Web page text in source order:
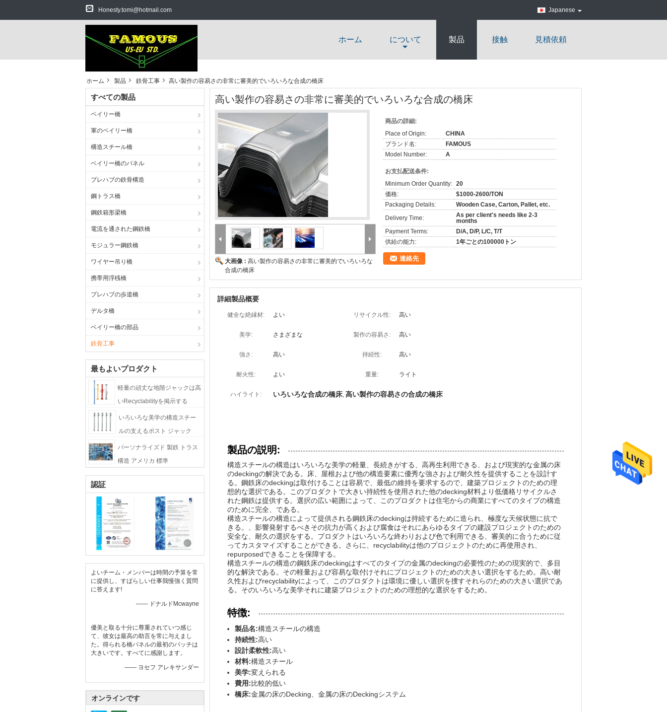
Honesty.tomi@hotmail.com Japanese
ホーム について 製品 接触 見積依頼
ホーム 製品 鉄骨工事 高い製作の容易さの非常に審美的でいろいろな合成の橋床
すべての製品
ベイリー橋
軍のベイリー橋
構造スチール橋
ベイリー橋のパネル
プレハブの鉄骨構造
鋼トラス橋
鋼鉄箱形梁橋
電流を通された鋼鉄橋
モジュラー鋼鉄橋
ワイヤー吊り橋
携帯用浮桟橋
プレハブの歩道橋
デルタ橋
ベイリー橋の部品
鉄骨工事
最もよいプロダクト
軽量の頑丈な地階ジャックは高
いRecyclabilityを掲示する
いろいろな美学の構造スチー
ルの支えるポスト ジャック
パーソナライズド 製鉄 トラス
構造 アメリカ 標準
認証
よいチーム・メンバーは時間の予算を常
に提供し、すばらしい仕事我慢強く質問
に答えます!
—— ドナルドMcwayne
優美と取る十分に尊重されていつ感じ
て、彼女は最高の助言を常に与えまし
た。得られる橋パネルの最初のバッチは
大きいです。すべてに感謝します。
—— ヨセフ アレキサンダー
オンラインです
高い製作の容易さの非常に審美的でいろいろな合成の橋床
大画像 : 高い製作の容易さの非常に審美的でいろいろな
合成の橋床
商品の詳細:
Place of Origin:
CHINA
ブランド名:
FAMOUS
Model Number:
A
お支払配送条件:
Minimum Order Quantity: 20
価格:
$1000-2600/TON
Packaging Details:
Wooden Case, Carton, Pallet, etc.
Delivery Time:
As per client's needs like 2-3
months
Payment Terms:
D/A, D/P, L/C, T/T
供給の能力:
1年ごとの100000トン
連絡先
詳細製品概要
健全な絶縁材: よい リサイクル性: 高い
美学: さまざまな 製作の容易さ: 高い
強さ: 高い 持続性: 高い
耐火性: よい 重量: ライト
ハイライト: いろいろな合成の橋床, 高い製作の容易さの合成の橋床
製品の説明:
構造スチールの構造はいろいろな美学の軽量、長続きがする、高再生利用できる、および現実的な金属の床
のdeckingの解決である。床、屋根および他の構造要素に優秀な強さおよび耐久性を提供することを設計す
る。鋼鉄床のdeckingは取付けることは容易で、最低の維持を要求するので、建築プロジェクトのための理
想的な選択である。このプロダクトで大きい持続性を使用された他のdecking材料より低価格リサイクルさ
れた鋼鉄は提供する。選択の広い範囲によって、このプロダクトは住宅からの商業にすべてのタイプの構造
のために完全、である。
構造スチールの構造によって提供される鋼鉄床のdeckingは持続するために造られ、極度な天候状態に抗で
きる。、影響発射するべきその抗力が高くおよび腐食はそれにあらゆるタイプの建設プロジェクトのための
安全な、耐久の選択をする。プロダクトはいろいろな終わりおよび色で利用できる、審美的に合うために従
ってカスタマイズすることができる。さらに、recyclabilityは他のプロジェクトのために再使用され、
repurposedできることを保障する。
構造スチールの構造の鋼鉄床のdeckingはすべてのタイプの金属のdeckingの必要性のための現実的で、多目
的な解決である。その軽量および容易な取付けそれにプロジェクトのための大きい選択をするため。高い耐
久性およびrecyclabilityによって、このプロダクトは環境に優しい選択を捜すそれらのための大きい選択であ
る。そのいろいろな美学それに建築プロジェクトのための理想的な選択をするため。
特徴:
製品名:構造スチールの構造
持続性:高い
設計柔軟性:高い
材料:構造スチール
美学:変えられる
費用:比較的低い
橋床:金属の床のDecking、金属の床のDeckingシステム